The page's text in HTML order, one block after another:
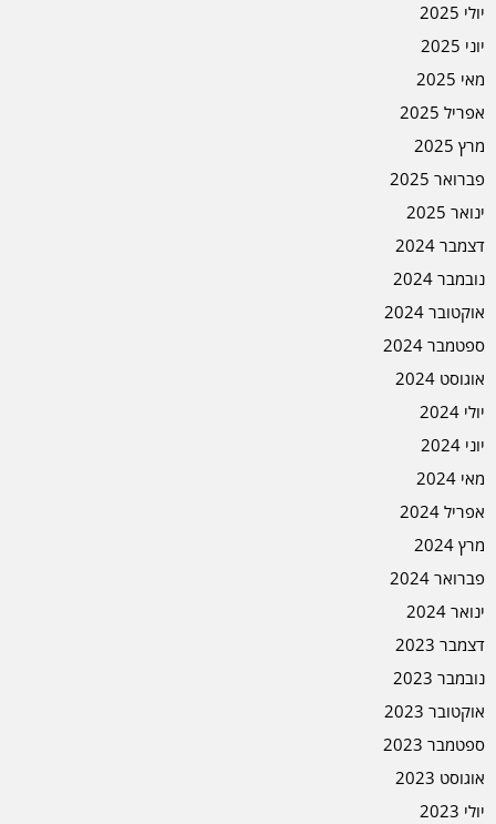
יולי 2025
יוני 2025
מאי 2025
אפריל 2025
מרץ 2025
פברואר 2025
ינואר 2025
דצמבר 2024
נובמבר 2024
אוקטובר 2024
ספטמבר 2024
אוגוסט 2024
יולי 2024
יוני 2024
מאי 2024
אפריל 2024
מרץ 2024
פברואר 2024
ינואר 2024
דצמבר 2023
נובמבר 2023
אוקטובר 2023
ספטמבר 2023
אוגוסט 2023
יולי 2023